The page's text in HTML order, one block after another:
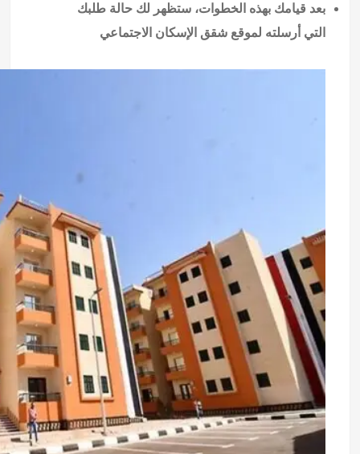
بعد قيامك بهذه الخطوات، ستظهر لك حالة طلبك
التي أرسلته لموقع شقق الإسكان الاجتماعي